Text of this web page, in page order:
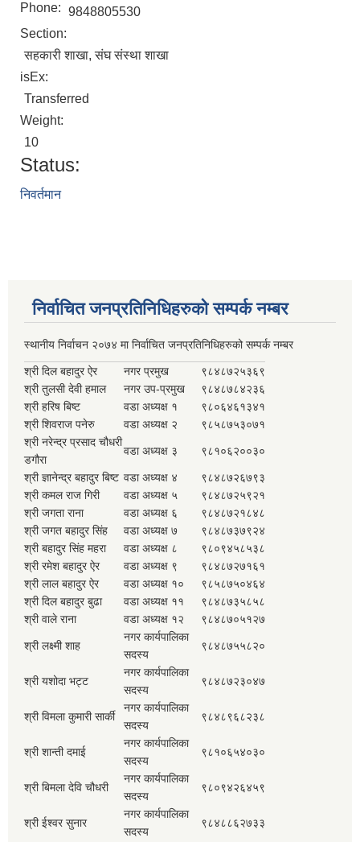
Phone: 9848805530
Section:
सहकारी शाखा, संघ संस्था शाखा
isEx:
Transferred
Weight:
10
Status:
निवर्तमान
निर्वाचित जनप्रतिनिधिहरुको सम्पर्क नम्बर
स्थानीय निर्वाचन २०७४ मा निर्वाचित जनप्रतिनिधिहरुको सम्पर्क नम्बर
श्री दिल बहादुर ऐर नगर प्रमुख
९८४८७२५३६९
श्री तुलसी देवी हमाल
नगर उप-प्रमुख
९८४८७८४२३६
श्री हरिष बिष्ट
वडा अध्यक्ष १
९८०६४६१३४१
श्री शिवराज पनेरु
वडा अध्यक्ष २
९८५८७५३०७१
श्री नरेन्द्र प्रसाद चौधरी
डगौरा
वडा अध्यक्ष ३ ९८१०६२००३०
श्री ज्ञानेन्द्र बहादुर बिष्ट वडा अध्यक्ष ४
९८४८७२६७९३
श्री कमल राज गिरी
वडा अध्यक्ष ५
९८४८७२५९२१
श्री जगता राना
वडा अध्यक्ष ६
९८४८७२१८४८
श्री जगत बहादुर सिंह
वडा अध्यक्ष ७
९८४८७३७९२४
श्री बहादुर सिंह महरा
वडा अध्यक्ष ८
९८०९४५८५३८
श्री रमेश बहादुर ऐर
वडा अध्यक्ष ९
९८४८७२७१६१
श्री लाल बहादुर ऐर
वडा अध्यक्ष १०
९८५८७५०४६४
श्री दिल बहादुर बुढा
वडा अध्यक्ष ११
९८४८७३५८५८
श्री वाले राना
वडा अध्यक्ष १२ ९८४८७०५१२७
श्री लक्ष्मी शाह
नगर कार्यपालिका
सदस्य
९८४८७५५८२०
श्री यशोदा भट्ट
नगर कार्यपालिका
सदस्य
९८४८७२३०४७
श्री विमला कुमारी सार्की
नगर कार्यपालिका
सदस्य
९८४८९६८२३८
श्री शान्ती दमाई
नगर कार्यपालिका
सदस्य
९८१०६५४०३०
श्री बिमला देवि चौधरी
नगर कार्यपालिका
सदस्य
९८०९४२६४५९
श्री ईश्वर सुनार
नगर कार्यपालिका
सदस्य
९८४८८६२७३३